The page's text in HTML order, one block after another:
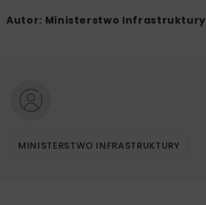
Autor: Ministerstwo Infrastruktury
MINISTERSTWO INFRASTRUKTURY